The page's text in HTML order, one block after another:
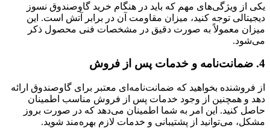
یکی از ویژگی‌های مهم که باید در هنگام خرید گاوصندوق نسوز
دیجیتالی توجه کنید، میزان مقاومت آن در برابر آتش است. این
میزان معمولاً به صورت دقیق در مشخصات فنی محصول ذکر
می‌شود.
4. ضمانت‌نامه و خدمات پس از فروش
از فروشنده بخواهید که ضمانت‌نامه‌ای معتبر برای گاوصندوق ارائه
دهد و همچنین از وجود خدمات پس از فروش مناسب اطمینان
حاصل کنید. این امر به شما اطمینان می‌دهد که در صورت بروز
مشکل، می‌توانید از پشتیبانی و خدمات لازم بهره‌مند شوید.